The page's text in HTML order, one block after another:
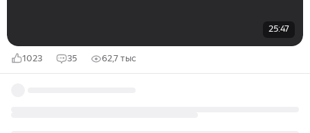
25:47
1023 35 62,7 тыс